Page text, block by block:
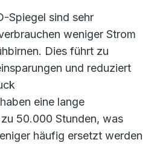
Spiegel sind sehr
weniger Strom
Dies führt zu
und reduziert
eine lange
50.000 Stunden, was
häufig ersetzt werden